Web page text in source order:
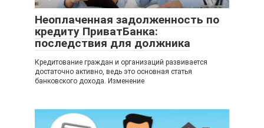
Неоплаченная задолженность по
кредиту ПриватБанка:
последствия для должника
Кредитование граждан и организаций развивается
достаточно активно, ведь это основная статья
банковского дохода. Изменение